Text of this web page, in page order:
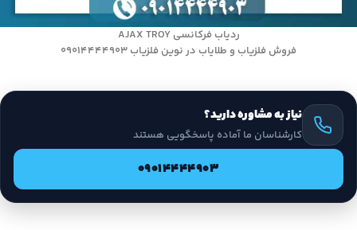
ردیاب فرکانسی AJAX TROY
فروش فلزیاب و طلایاب در نوین فلزیاب 09014444903
نیاز به مشاوره دارید؟
کارشناسان ما آماده پاسخگویی هستند
09014444903